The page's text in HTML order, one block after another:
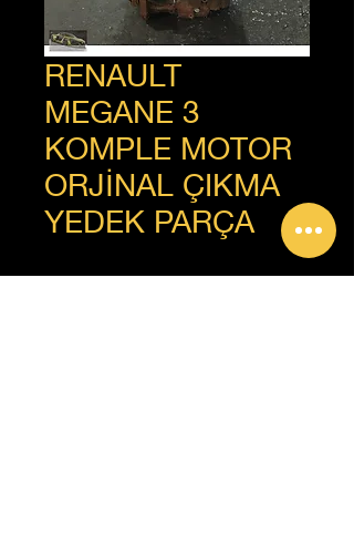
RENAULT
MEGANE 3
KOMPLE MOTOR
ORJİNAL ÇIKMA
YEDEK PARÇA